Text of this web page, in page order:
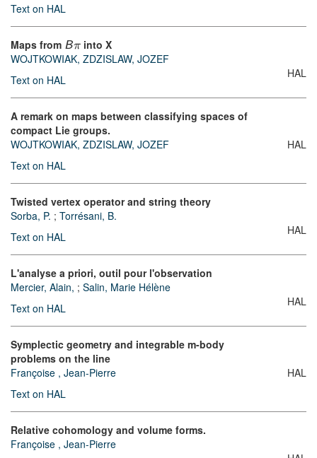
Text on HAL
Maps from Bπ into X
WOJTKOWIAK, ZDZISLAW, JOZEF
Text on HAL
HAL
A remark on maps between classifying spaces of
compact Lie groups.
WOJTKOWIAK, ZDZISLAW, JOZEF
Text on HAL
HAL
Twisted vertex operator and string theory
Sorba, P. ; Torrésani, B.
Text on HAL
HAL
L'analyse a priori, outil pour l'observation
Mercier, Alain, ; Salin, Marie Hélène
Text on HAL
HAL
Symplectic geometry and integrable m-body
problems on the line
Françoise , Jean-Pierre
Text on HAL
HAL
Relative cohomology and volume forms.
Françoise , Jean-Pierre